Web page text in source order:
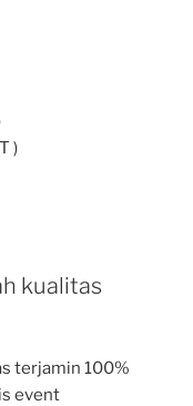
)
kualitas
terjamin 100%
event